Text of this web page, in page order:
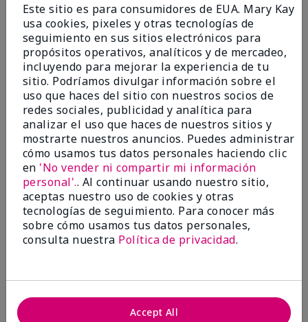
5
Best Make-up Brushes Ever
EnviadoHace 10 meses
porSharon
deSummerville, SC
Comprador verificado
Evaluado en
marykay.com/en-us/
Comentarios sobre Mary Kay® Essential Brush
Collection
I Love the Awesomeness these Brushes do! Appling
your make-up on my face fills so Great. And Looks so
smooth and Beautiful!
Este sitio es para consumidores de EUA. Mary Kay
usa cookies, pixeles y otras tecnologías de
seguimiento en sus sitios electrónicos para
propósitos operativos, analíticos y de mercadeo,
incluyendo para mejorar la experiencia de tu
sitio. Podríamos divulgar información sobre el
uso que haces del sitio con nuestros socios de
redes sociales, publicidad y analítica para
analizar el uso que haces de nuestros sitios y
mostrarte nuestros anuncios. Puedes administrar
cómo usamos tus datos personales haciendo clic
en 'No vender ni compartir mi información
personal'.. Al continuar usando nuestro sitio,
aceptas nuestro uso de cookies y otras
tecnologías de seguimiento. Para conocer más
sobre cómo usamos tus datos personales,
consulta nuestra Política de privacidad.
Accept All